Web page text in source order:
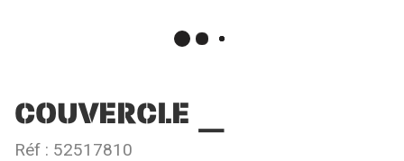
COUVERCLE _
Réf : 52517810